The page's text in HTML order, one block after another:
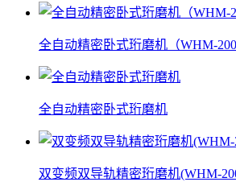
全自动精密卧式珩磨机（WHM-
全自动精密卧式珩磨机
双变频双导轨精密珩磨机(WHM-